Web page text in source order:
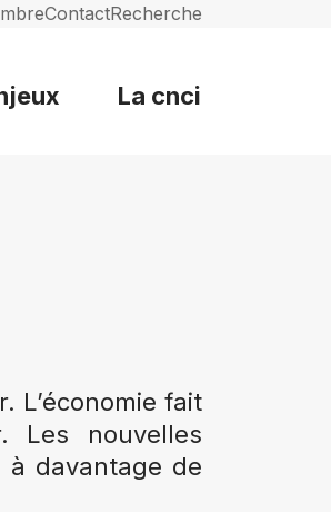
ContactRecherche
La cnci
L’économie fait
Les nouvelles
à davantage de